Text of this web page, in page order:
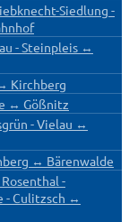
Siedlung -
- Steinpleis ↔
Kirchberg
↔ Gößnitz
- Vielau ↔
↔ Bärenwalde
-
- Culitzsch ↔